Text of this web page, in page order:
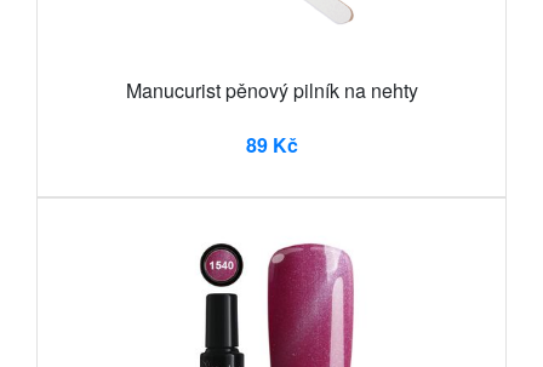
Manucurist pěnový pilník na nehty
89 Kč